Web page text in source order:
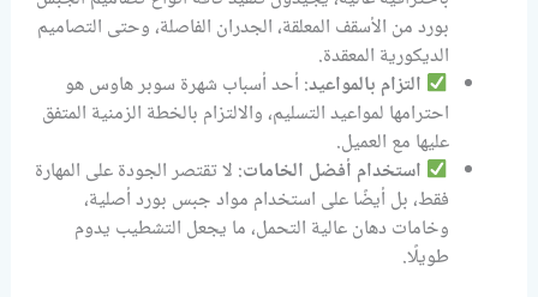
بورد من الأسقف المعلقة، الجدران الفاصلة، وحتى التصاميم
الديكورية المعقدة.
التزام بالمواعيد: أحد أسباب شهرة سوبر هاوس هو
احترامها لمواعيد التسليم، والالتزام بالخطة الزمنية المتفق
عليها مع العميل.
استخدام أفضل الخامات: لا تقتصر الجودة على المهارة
فقط، بل أيضًا على استخدام مواد جبس بورد أصلية،
وخامات دهان عالية التحمل، ما يجعل التشطيب يدوم
طويلًا.